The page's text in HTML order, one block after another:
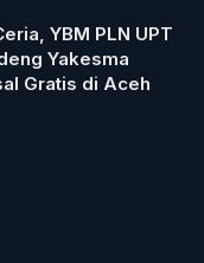
YBM PLN UPT
Yakesma
Gratis di Aceh